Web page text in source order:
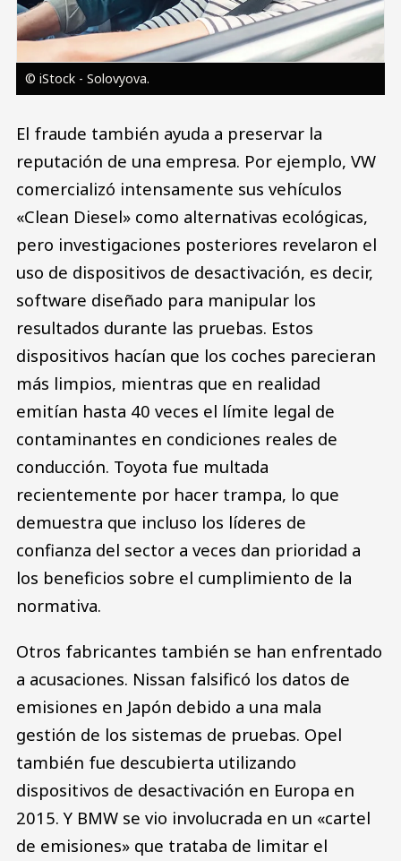
© iStock - Solovyova.
El fraude también ayuda a preservar la
reputación de una empresa. Por ejemplo, VW
comercializó intensamente sus vehículos
«Clean Diesel» como alternativas ecológicas,
pero investigaciones posteriores revelaron el
uso de dispositivos de desactivación, es decir,
software diseñado para manipular los
resultados durante las pruebas. Estos
dispositivos hacían que los coches parecieran
más limpios, mientras que en realidad
emitían hasta 40 veces el límite legal de
contaminantes en condiciones reales de
conducción. Toyota fue multada
recientemente por hacer trampa, lo que
demuestra que incluso los líderes de
confianza del sector a veces dan prioridad a
los beneficios sobre el cumplimiento de la
normativa.
Otros fabricantes también se han enfrentado
a acusaciones. Nissan falsificó los datos de
emisiones en Japón debido a una mala
gestión de los sistemas de pruebas. Opel
también fue descubierta utilizando
dispositivos de desactivación en Europa en
2015. Y BMW se vio involucrada en un «cartel
de emisiones» que trataba de limitar el